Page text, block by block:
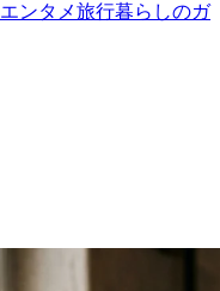
エンタメ旅行暮らしのガ